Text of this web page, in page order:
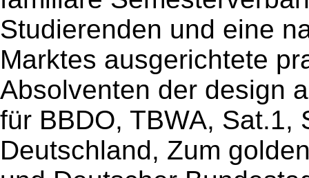
Studierenden und eine
Marktes ausgerichtete
Absolventen der design
für BBDO, TBWA, Sat.1,
Deutschland, Zum